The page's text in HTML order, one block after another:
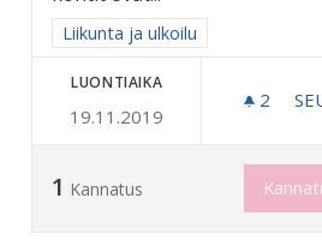
Rajaa tulokset aihepiirin mukaan:
Liikunta ja ulkoilu
LUONTIAIKA
19.11.2019
2 2
1 Kannatus